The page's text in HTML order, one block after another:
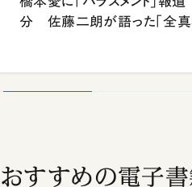
分 佐藤二朗が語った「全真
おすすめの電子